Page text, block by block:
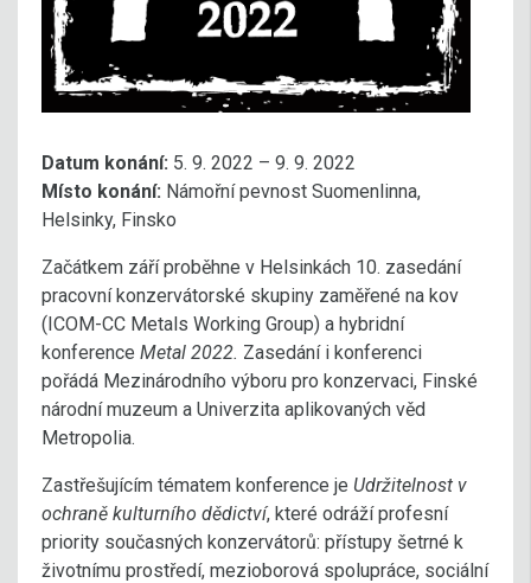
Datum konání: 5. 9. 2022 – 9. 9. 2022
Místo konání: Námořní pevnost Suomenlinna,
Helsinky, Finsko
Začátkem září proběhne v Helsinkách 10. zasedání
pracovní konzervátorské skupiny zaměřené na kov
(ICOM-CC Metals Working Group) a hybridní
konference Metal 2022. Zasedání i konferenci
pořádá Mezinárodního výboru pro konzervaci, Finské
národní muzeum a Univerzita aplikovaných věd
Metropolia.
Zastřešujícím tématem konference je Udržitelnost v
ochraně kulturního dědictví, které odráží profesní
priority současných konzervátorů: přístupy šetrné k
životnímu prostředí, mezioborová spolupráce, sociální